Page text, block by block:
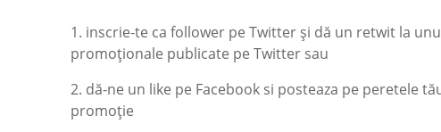
1. inscrie-te ca follower pe Twitter și dă un retwit la
promoționale publicate pe Twitter sau
2. dă-ne un like pe Facebook si posteaza pe peretele
promoție